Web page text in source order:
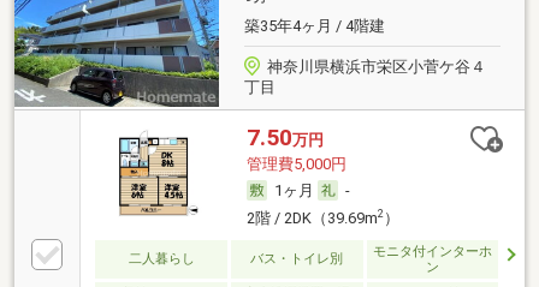
築35年4ヶ月 / 4階建
神奈川県横浜市栄区小菅ケ谷４
丁目
7.50万円
管理費5,000円
1ヶ月
-
2階 / 2DK（39.69m2）
二人暮らし バス・トイレ別
モニタ付インターホ
ン